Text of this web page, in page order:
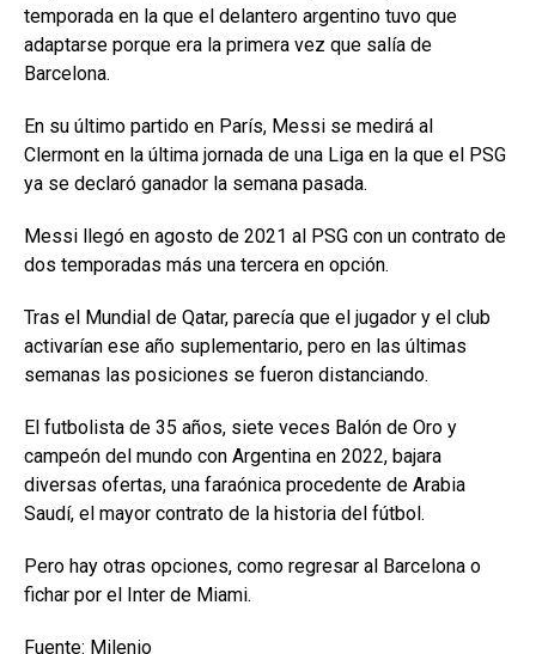
temporada en la que el delantero argentino tuvo que
adaptarse porque era la primera vez que salía de
Barcelona.
En su último partido en París, Messi se medirá al
Clermont en la última jornada de una Liga en la que el PSG
ya se declaró ganador la semana pasada.
Messi llegó en agosto de 2021 al PSG con un contrato de
dos temporadas más una tercera en opción.
Tras el Mundial de Qatar, parecía que el jugador y el club
activarían ese año suplementario, pero en las últimas
semanas las posiciones se fueron distanciando.
El futbolista de 35 años, siete veces Balón de Oro y
campeón del mundo con Argentina en 2022, bajara
diversas ofertas, una faraónica procedente de Arabia
Saudí, el mayor contrato de la historia del fútbol.
Pero hay otras opciones, como regresar al Barcelona o
fichar por el Inter de Miami.
Fuente: Milenio